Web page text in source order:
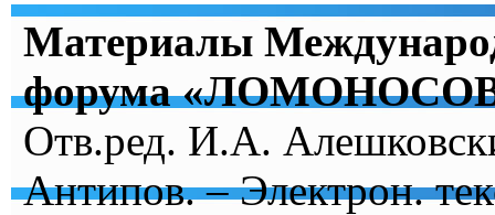
Русское устное народное творчество
Теоретическая и прикладная лингвистика
Теория дискурса и коммуникации
Теория литературы
Теория языка и риторика
Филологическое исследование переводов
текста
Язык и языки в интернет-коммуникации
Материалы
форума
Отв.ред. И.А.
Антипов. – Электрон.